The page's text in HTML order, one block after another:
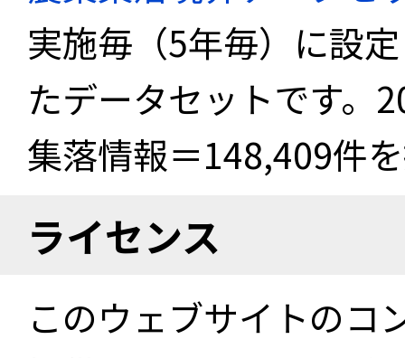
実施毎（5年毎）に設
たデータセットです。
集落情報＝148,409件
ライセンス
このウェブサイトのコ